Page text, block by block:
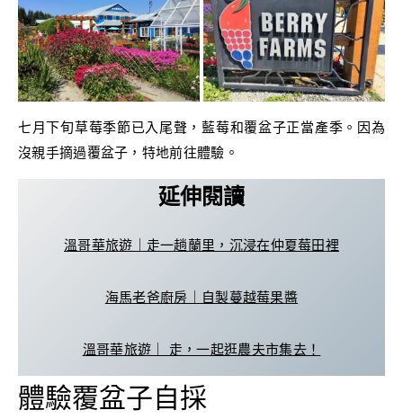
七月下旬草莓季節已入尾聲，藍莓和覆盆子正當產季。因為
沒親手摘過覆盆子，特地前往體驗。
延伸閱讀
溫哥華旅遊｜走一趟蘭里，沉浸在仲夏莓田裡
海馬老爸廚房｜自製蔓越莓果醬
溫哥華旅遊｜ 走，一起逛農夫市集去！
體驗覆盆子自採